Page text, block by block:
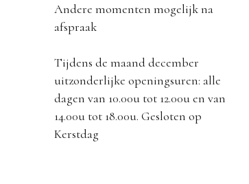
Andere momenten mogelijk na
afspraak
Tijdens de maand december
uitzonderlijke openingsuren: alle
dagen van 10.00u tot 12.00u en van
14.00u tot 18.00u. Gesloten op
Kerstdag